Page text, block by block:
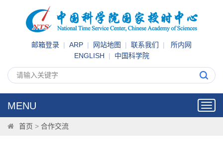
邮箱登录 | ARP | 网站地图 | 联系我们 | 所内网
ENGLISH | 中国科学院
MENU
首页 > 合作交流